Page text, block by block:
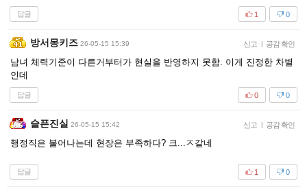
답글 0
1
방서몽키즈 26-05-15 15:39 신고 | 공감 확인
남녀 체력기준이 다른거부터가 현실을 반영하지 못함. 이게 진정한 차별
인데
답글 0
0
슬픈진실 26-05-15 15:42 신고 | 공감 확인
행정직은 불어나는데 현장은 부족하다? 크...ㅈ같네
답글 0
1